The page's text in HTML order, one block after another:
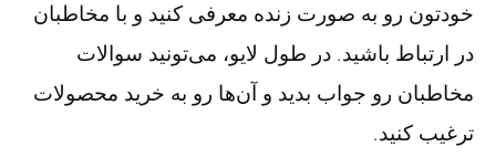
خودتون رو به صورت زنده معرفی کنید و با مخاطبان
در ارتباط باشید. در طول لایو، می‌تونید سوالات
مخاطبان رو جواب بدید و آن‌ها رو به خرید محصولات
ترغیب کنید.